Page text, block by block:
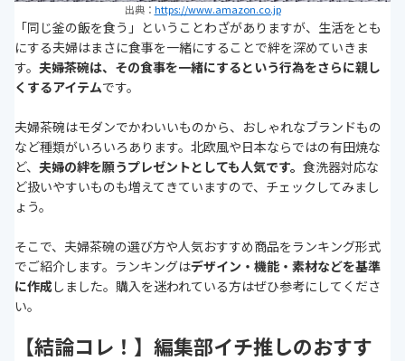
出典： https://www.amazon.co.jp
「同じ釜の飯を食う」ということわざがありますが、生活をとも
にする夫婦はまさに食事を一緒にすることで絆を深めていきま
す。 夫婦茶碗は、その食事を一緒にするという行為をさらに親し
くするアイテムです。
夫婦茶碗はモダンでかわいいものから、おしゃれなブランドもの
など種類がいろいろあります。北欧風や日本ならではの有田焼な
ど、 夫婦の絆を願うプレゼントとしても人気です。 食洗器対応な
ど扱いやすいものも増えてきていますので、チェックしてみまし
ょう。
そこで、夫婦茶碗の選び方や人気おすすめ商品をランキング形式
でご紹介します。ランキングはデザイン・機能・素材などを基準
に作成しました。購入を迷われている方はぜひ参考にしてくださ
い。
【結論コレ！】編集部イチ推しのおすす